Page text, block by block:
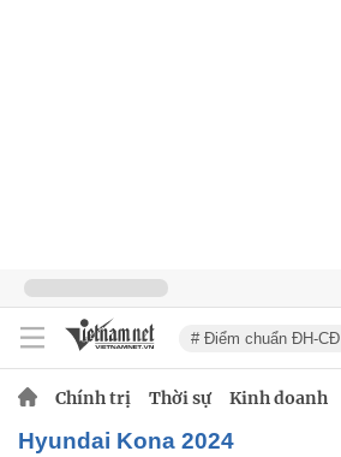
# Điểm chuẩn ĐH-CĐ
Chính trị Thời sự Kinh doanh
Hyundai Kona 2024